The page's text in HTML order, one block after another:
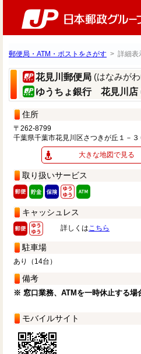
郵便局・ATM・ポストをさがす > 詳細表
花見川郵便局 (はなみが
ゆうちょ銀行 花見川店
住所
〒262-8799
千葉県千葉市花見川区さつきが丘１－３
大きな地図で見る
取り扱いサービス
キャッシュレス
詳しくはこちら
駐車場
あり（14台）
備考
※ 窓口業務、ATMを一時休止する場
モバイルサイト